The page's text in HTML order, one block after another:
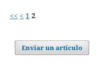
<< < 1 2
Enviar un artículo